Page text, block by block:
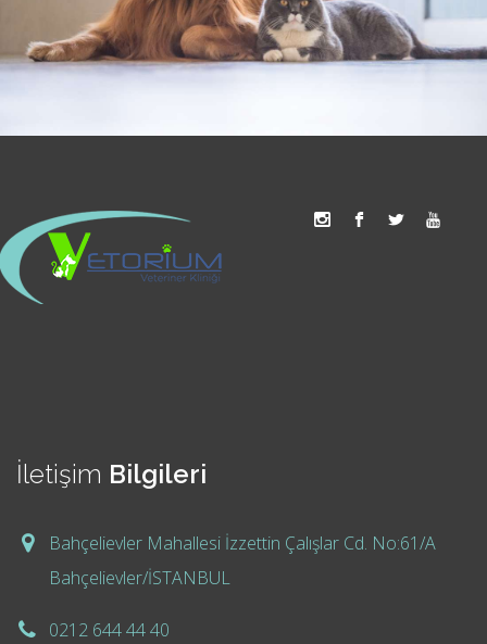
İletişim Bilgileri
Bahçelievler Mahallesi İzzettin Çalışlar Cd. No:61/A
Bahçelievler/İSTANBUL
0212 644 44 40